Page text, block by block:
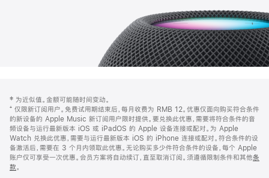
页
页
脚
注
‡ 为近似值。金额可能随时间变动。
⁺ 仅限新订阅用户。免费试用期结束后，每月收费为 RMB 12。优惠仅面向购买符合条件
的新设备的 Apple Music 新订阅用户限时提供。要兑换此优惠，需要将符合条件的音
频设备与运行最新版本 iOS 或 iPadOS 的 Apple 设备连接或配对。为 Apple
Watch 兑换此优惠，需要与运行最新版本 iOS 的 iPhone 连接或配对。符合条件的设
备激活后，需要在 3 个月内领取此优惠。无论购买多少件符合条件的设备，每个 Apple
账户仅可享受一次优惠。会员方案将自动续订，直至取消订阅。须遵循限制条件和其他条
款。